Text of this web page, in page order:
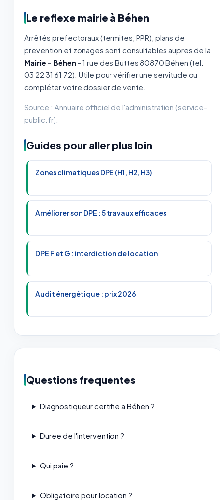
Le reflexe mairie à Béhen
Arrêtés prefectoraux (termites, PPR), plans de
prevention et zonages sont consultables aupres de la
Mairie - Béhen - 1 rue des Buttes 80870 Béhen (tel.
03 22 31 61 72). Utile pour vérifier une servitude ou
compléter votre dossier de vente.
Source : Annuaire officiel de l'administration (service-
public.fr).
Guides pour aller plus loin
Zones climatiques DPE (H1, H2, H3)
Améliorer son DPE : 5 travaux efficaces
DPE F et G : interdiction de location
Audit énergétique : prix 2026
Questions frequentes
Diagnostiqueur certifie a Béhen ?
Duree de l'intervention ?
Qui paie ?
Obligatoire pour location ?